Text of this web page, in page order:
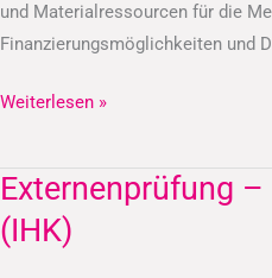
und Materialressourcen für die
Finanzierungsmöglichkeiten und
Weiterlesen »
Externenprüfung
(IHK)
Externenprüfung
–
Bankkaufleute